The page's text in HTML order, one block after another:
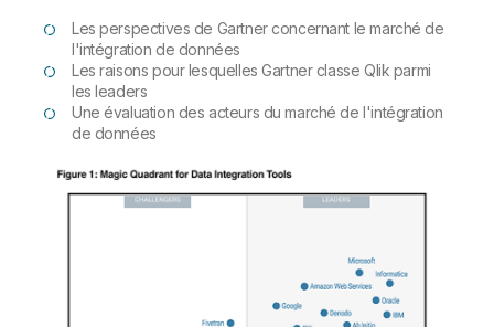
Les perspectives de Gartner concernant le marché de
l'intégration de données
Les raisons pour lesquelles Gartner classe Qlik parmi
les leaders
Une évaluation des acteurs du marché de l'intégration
de données